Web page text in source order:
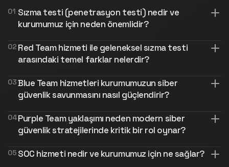
01 Sızma testi (penetrasyon testi) nedir ve
kurumumuz için neden önemlidir?
02 Red Team hizmeti ile geleneksel sızma testi
arasındaki temel farklar nelerdir?
03Blue Team hizmetleri kurumumuzun siber
güvenlik savunmasını nasıl güçlendirir?
04Purple Team yaklaşımı neden modern siber
güvenlik stratejilerinde kritik bir rol oynar?
05 SOC hizmeti nedir ve kurumumuz için ne sağlar?